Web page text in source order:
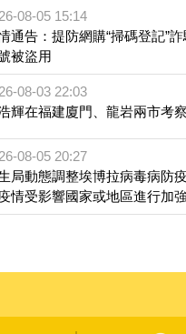
08-05 15:14
通告：提防網購“掃碼登記”
被盜用
08-03 22:03
輝在福建廈門、龍岩兩市考
08-05 20:27
局動態調整埃博拉病毒病防
情受影響國家或地區進行加